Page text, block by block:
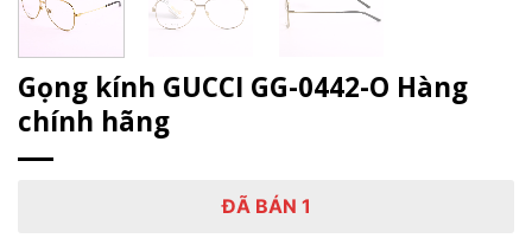
Gọng kính GUCCI GG-0442-O Hàng
chính hãng
ĐÃ BÁN 1